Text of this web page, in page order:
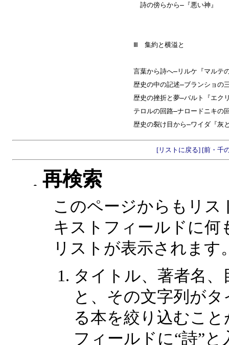
詩の傍らから―『悪い神』
Ⅲ 集約と横溢と
言葉から詩へ―リルケ『マルテ
歴史の中の記述―ブランショの
歴史の挫折と夢―バルト『エク
テロルの回路―ナロードニキの
歴史の裂け目から―ワイダ『灰
[リストに戻る] [前・千
再検索
このページからもリ
キストフィールドに何
リストが表示されます
タイトル、著者名
と、その文字列が
る本を絞り込むこ
フィールドに“詩”と